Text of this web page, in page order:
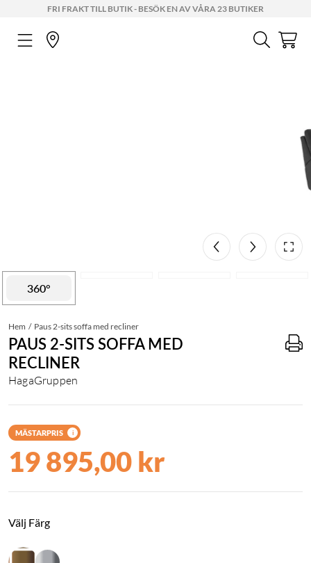
FRI FRAKT TILL BUTIK - BESÖK EN AV VÅRA 23 BUTIKER
360°
Hem Paus 2-sits soffa med recliner
PAUS 2-SITS SOFFA MED
RECLINER
HagaGruppen
MÄSTARPRIS i
19 895,00 kr
Välj Färg